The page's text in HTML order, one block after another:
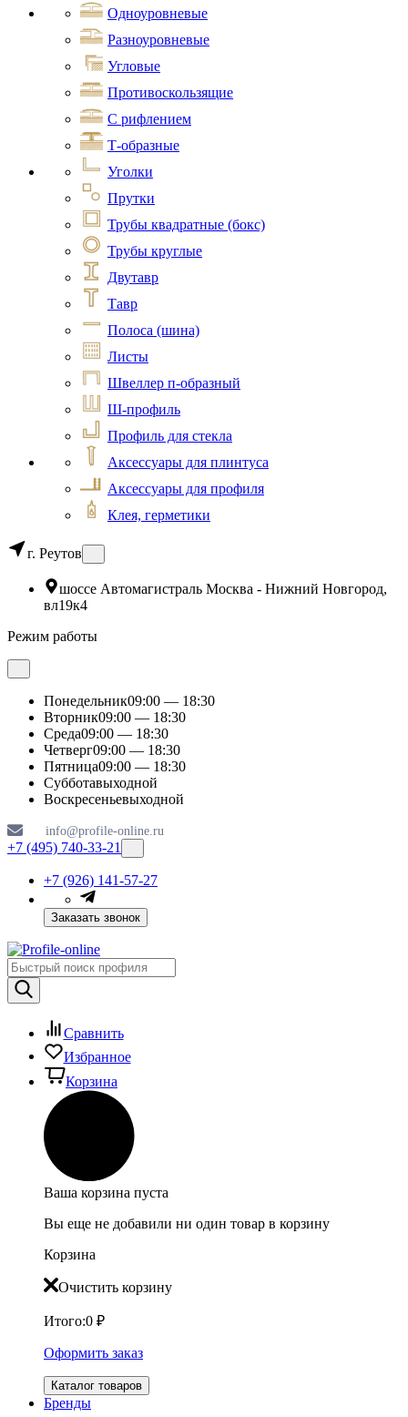
Одноуровневые
Разноуровневые
Угловые
Противоскользящие
С рифлением
Т-образные
Уголки
Прутки
Трубы квадратные (бокс)
Трубы круглые
Двутавр
Тавр
Полоса (шина)
Листы
Швеллер п-образный
Ш-профиль
Профиль для стекла
Аксессуары для плинтуса
Аксессуары для профиля
Клея, герметики
г. Реутов
шоссе Автомагистраль Москва - Нижний Новгород,
вл19к4
Режим работы
Понедельник09:00 — 18:30
Вторник09:00 — 18:30
Среда09:00 — 18:30
Четверг09:00 — 18:30
Пятница09:00 — 18:30
Субботавыходной
Воскресеньевыходной
info@profile-online.ru
+7 (495) 740-33-21
+7 (926) 141-57-27
Заказать звонок
Сравнить
Избранное
Корзина
Ваша корзина пуста
Вы еще не добавили ни один товар в корзину
Корзина
Очистить корзину
Итого:0 ₽
Оформить заказ
Каталог товаров
Бренды